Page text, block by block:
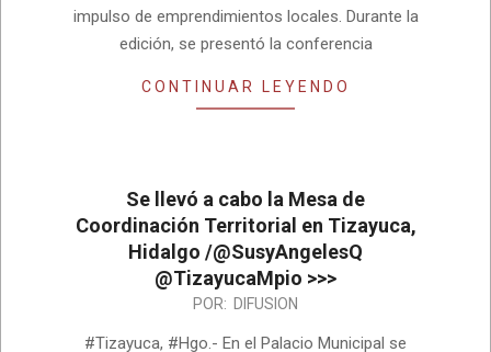
impulso de emprendimientos locales. Durante la
edición, se presentó la conferencia
CONTINUAR LEYENDO
Se llevó a cabo la Mesa de
Coordinación Territorial en Tizayuca,
Hidalgo /@SusyAngelesQ
@TizayucaMpio >>>
POR: DIFUSION
#Tizayuca, #Hgo.- En el Palacio Municipal se